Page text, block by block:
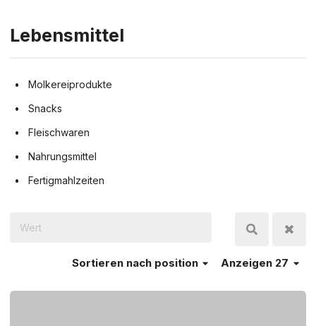
Lebensmittel
Molkereiprodukte
Snacks
Fleischwaren
Nahrungsmittel
Fertigmahlzeiten
Anzeigen 27
Sortieren nach position